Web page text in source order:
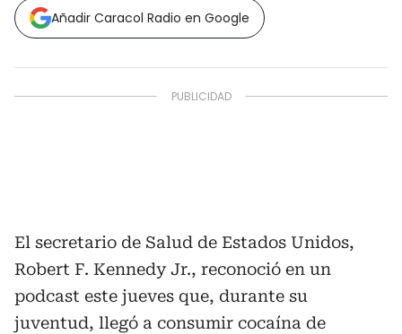
Añadir Caracol Radio en Google
El secretario de Salud de Estados Unidos,
Robert F. Kennedy Jr., reconoció en un
podcast este jueves que, durante su
juventud, llegó a consumir cocaína de